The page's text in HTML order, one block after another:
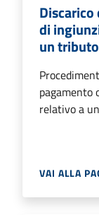
di
un tributo
pagamento
relativo a
VAI ALLA